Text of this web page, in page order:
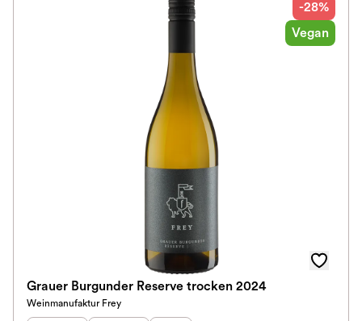
-28%
Vegan
Grauer Burgunder Reserve trocken 2024
Weinmanufaktur Frey